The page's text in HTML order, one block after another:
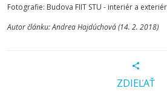
Fotografie: Budova FIIT STU - interiér a
Autor článku: Andrea Hajdúchová (14. 2. 2018)
ZDIEĽAŤ